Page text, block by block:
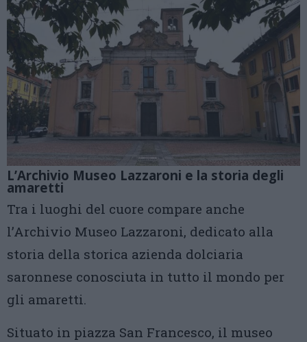
L’Archivio Museo Lazzaroni e la storia degli
amaretti
Tra i luoghi del cuore compare anche
l’Archivio Museo Lazzaroni, dedicato alla
storia della storica azienda dolciaria
saronnese conosciuta in tutto il mondo per
gli amaretti.
Situato in piazza San Francesco, il museo